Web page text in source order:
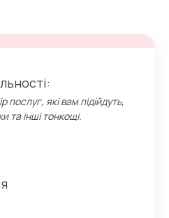
послуг, які вам підійдуть,
та інші тонкощі.